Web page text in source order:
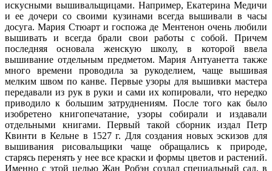
искусными вышивальщицами. Например, Екатерина Медичи
и ее дочери со своими кузинами всегда вышивали в часы
досуга. Мария Стюарт и госпожа де Ментенон очень любили
вышивать и всегда брали свои работы с собой. Причем
последняя основала женскую школу, в которой ввела
вышивание отдельным предметом. Мария Антуанетта также
много времени проводила за рукоделием, чаще вышивая
мелким швом по канве. Первые узоры для вышивки мастера
передавали из рук в руки и сами их копировали, что нередко
приводило к большим затруднениям. После того как было
изобретено книгопечатание, узоры собирали и издавали
отдельными книгами. Первый такой сборник издал Петр
Квинти в Кельне в 1527 г. Для создания новых эскизов для
вышивания рисовальщики чаще обращались к природе,
старясь перенять у нее все краски и формы цветов и растений.
Именно с этой целью Жан Робэн создал специальный сад, в